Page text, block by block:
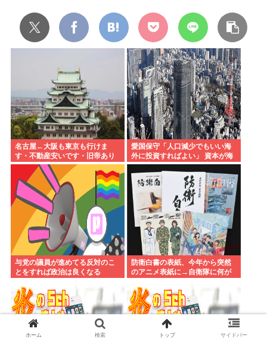
名古屋←大阪も東京も行けま
す・不動産安いです・旧帝あり
ます・空港あります 不人気な理
愛国保守「人口減少でもいい海
外に投資すればよい」 資本が海
外流出し賃金もGDPも上がらず
海外が成長
与党の議員が進めてる反対のこ
とをすれば政治は良くなる
防衛白書の表紙、今年から突然
のアニメ表紙に→自衛隊に何が
ホーム 検索 トップ サイドバー